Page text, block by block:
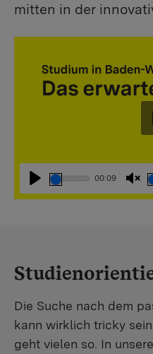
mitten in der
Abspielen
00:09
Die Suche nach dem
kann wirklich tricky
geht vielen so. In